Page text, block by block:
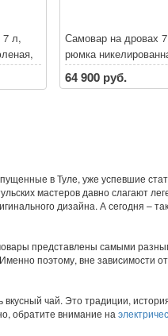
7 л,
Самовар на дровах
рюмка
рифленая, с витыми
ручками
64 900 руб.
в Туле, уже успевшие
мастеров давно слагают
дизайна. А сегодня –
представлены самыми
поэтому, вне зависимости от
чай. Это традиции,
обратите внимание на